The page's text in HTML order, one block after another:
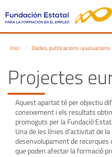
Inici Dades, publicacions i avaluacions
Projectes
Aquest apartat té per objectiu
coneixement i els resultats
promoguts per la Fundació
Una de les línies d’activitat de
desenvolupament de
que poden afectar la formació